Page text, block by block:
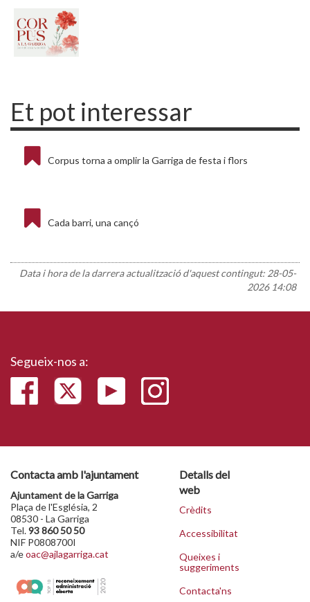
Et pot interessar
Corpus torna a omplir la Garriga de festa i flors
Cada barri, una cançó
Data i hora de la darrera actualització d'aquest contingut: 28-05-
2026 14:08
Segueix-nos a:
Contacta amb l'ajuntament
Ajuntament de la Garriga
Plaça de l'Església, 2
08530 - La Garriga
Tel.93 860 50 50
NIF P0808700I
a/eoac@ajlagarriga.cat
Detalls del
web
Crèdits
Accessibilitat
Queixes i
suggeriments
Contacta'ns